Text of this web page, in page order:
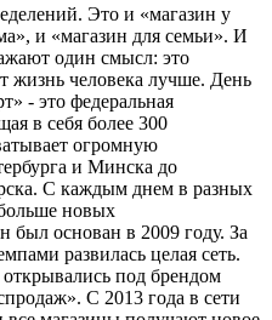
Это и «магазин у
и «магазин для семьи». И
один смысл: это
жизнь человека лучше. День
- это федеральная
в себя более 300
огромную
и Минска до
С каждым днем в разных
новых
был основан в 2009 году. За
развилась целая сеть.
под брендом
С 2013 года в сети